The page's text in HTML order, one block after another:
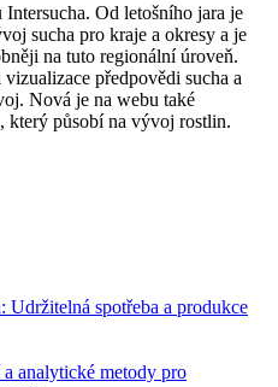
Intersucha. Od letošního jara je
sucha pro kraje a okresy a je
na tuto regionální úroveň.
předpovědi sucha a
Nová je na webu také
který působí na vývoj rostlin.
spotřeba a produkce
analytické metody pro